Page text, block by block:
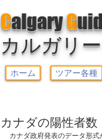
CalgaryG
カルガリ
ホーム ツアー各種
カナダの陽性者
カナダ政府発表のデータ形式